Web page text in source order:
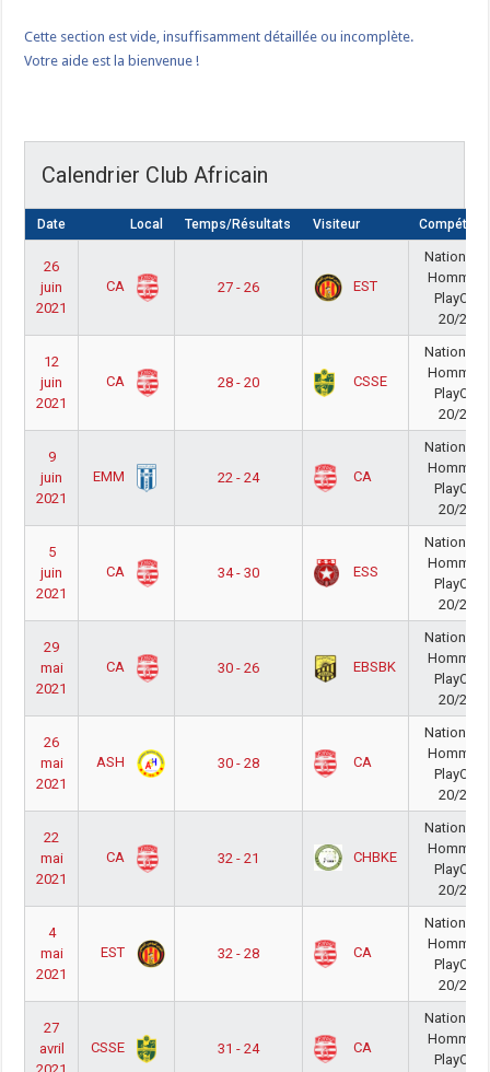
Cette section est vide, insuffisamment détaillée ou incomplète.
Votre aide est la bienvenue !
Calendrier Club Africain
Date Local Temps/Résultats Visiteur
26
juin
2021
CA 27 - 26 EST
National A
Hommes
PlayOff
20/21
12
juin
2021
CA 28 - 20 CSSE
National A
Hommes
PlayOff
20/21
9
juin
2021
EMM 22 - 24 CA
National A
Hommes
PlayOff
20/21
5
juin
2021
CA 34 - 30 ESS
National A
Hommes
PlayOff
20/21
29
mai
2021
CA 30 - 26 EBSBK
National A
Hommes
PlayOff
20/21
26
mai
2021
ASH 30 - 28 CA
National A
Hommes
PlayOff
20/21
22
mai
2021
CA 32 - 21 CHBKE
National A
Hommes
PlayOff
20/21
4
mai
2021
EST 32 - 28 CA
National A
Hommes
PlayOff
20/21
27
avril
CSSE 31 - 24 CA
National A
Hommes
PlayOff